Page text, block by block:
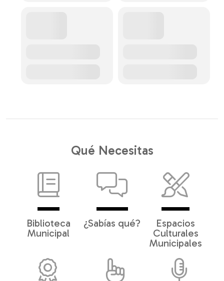
Qué Necesitas
Biblioteca
Municipal
¿Sabías qué?
Espacios
Culturales
Municipales